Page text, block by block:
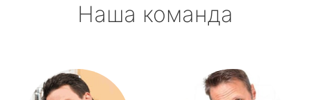
Наша команда